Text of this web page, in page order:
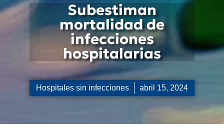
Subestiman
mortalidad de
infecciones
hospitalarias
Hospitales sin infecciones abril 15, 2024